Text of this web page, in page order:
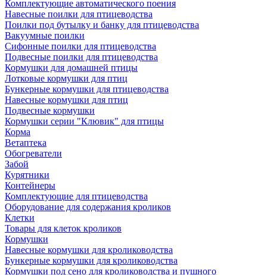
Комплектующие автоматического поения
Навесные поилки для птицеводства
Поилки под бутылку и банку для птицеводства
Вакуумные поилки
Сифонные поилки для птицеводства
Подвесные поилки для птицеводства
Кормушки для домашней птицы
Лотковые кормушки для птиц
Бункерные кормушки для птицеводства
Навесные кормушки для птиц
Подвесные кормушки
Кормушки серии "Клювик" для птицы
Корма
Ветаптека
Обогреватели
Забой
Курятники
Контейнеры
Комплектующие для птицеводства
Оборудование для содержания кроликов
Клетки
Товары для клеток кроликов
Кормушки
Навесные кормушки для кролиководства
Бункерные кормушки для кролиководства
Кормушки под сено для кролиководства и пушного